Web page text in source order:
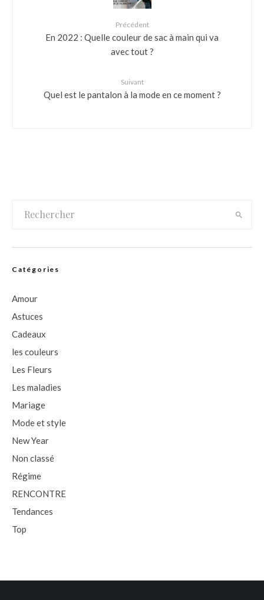
Précédent
En 2022 : Quelle couleur de sac à main qui va
avec tout ?
Suivant
Quel est le pantalon à la mode en ce moment ?
Catégories
Amour
Astuces
Cadeaux
les couleurs
Les Fleurs
Les maladies
Mariage
Mode et style
New Year
Non classé
Régime
RENCONTRE
Tendances
Top